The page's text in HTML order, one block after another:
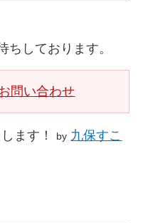
ちしております。
問い合わせ
ます！ by 九保すこ